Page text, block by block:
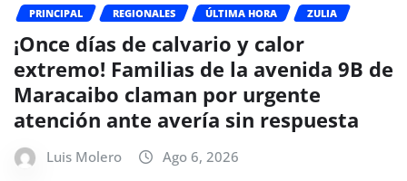
PRINCIPAL REGIONALES ÚLTIMA HORA ZULIA
¡Once días de calvario y calor
extremo! Familias de la avenida 9B de
Maracaibo claman por urgente
atención ante avería sin respuesta
Luis Molero Ago 6, 2026